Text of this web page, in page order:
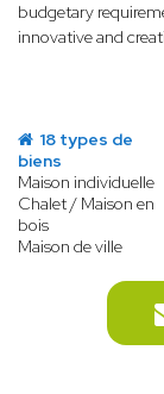
budgetary
innovative and
18 types de
biens
Maison individuelle
Chalet / Maison en
bois
Maison de ville